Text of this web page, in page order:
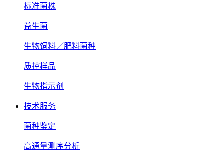
标准菌株
益生菌
生物饲料／肥料菌种
质控样品
生物指示剂
技术服务
菌种鉴定
高通量测序分析